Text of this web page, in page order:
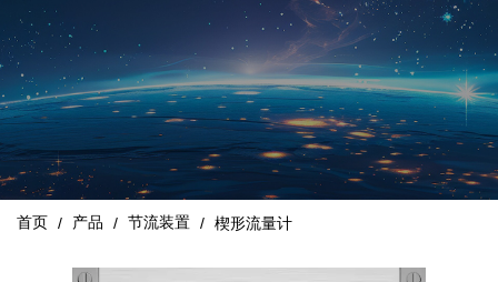
首页 / 产品 / 节流装置 / 楔形流量计